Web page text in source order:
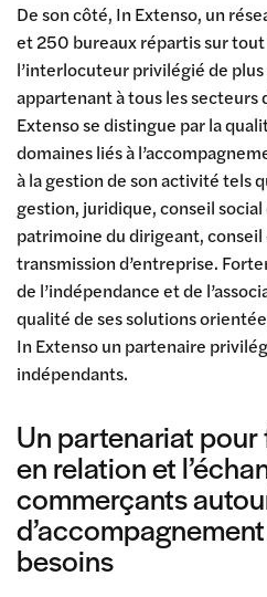
De son côté, In Extenso, un
et 250 bureaux répartis sur
l’interlocuteur privilégié de
appartenant à tous les secteurs
Extenso se distingue par la
domaines liés à
à la gestion de son activité tels
gestion, juridique, conseil
patrimoine du dirigeant,
transmission d’entreprise.
de l’indépendance et de
qualité de ses solutions
In Extenso un partenaire
indépendants.
Un partenariat
en relation et
commerçants
besoins